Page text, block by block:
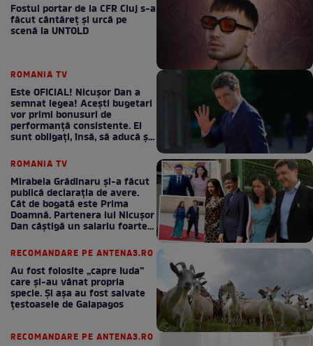
Fostul portar de la CFR Cluj s-a
făcut cântăreţ şi urcă pe
scenă la UNTOLD
ROMANIA TV
Este OFICIAL! Nicușor Dan a
semnat legea! Acești bugetari
vor primi bonusuri de
performanță consistente. Ei
sunt obligați, însă, să aducă și
ROMANIA TV
Mirabela Grădinaru și-a făcut
publică declarația de avere.
Cât de bogată este Prima
Doamnă. Partenera lui Nicușor
Dan câștigă un salariu foarte
RECOMANDARE PE ANTENA3.RO
Au fost folosite „capre Iuda”
care și-au vânat propria
specie. Și așa au fost salvate
țestoasele de Galapagos
RECOMANDARE PE ANTENA3.RO